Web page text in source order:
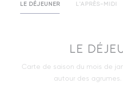
LE DÉJEUNER L'APRÈS-MIDI
LE
Carte de saison du mois de
autour des agrumes.